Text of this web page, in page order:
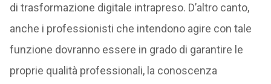
di trasformazione digitale intrapreso. D’altro canto,
anche i professionisti che intendono agire con tale
funzione dovranno essere in grado di garantire le
proprie qualità professionali, la conoscenza